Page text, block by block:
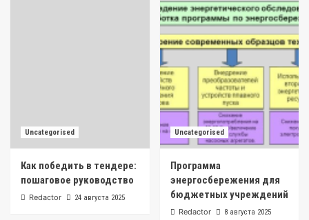
Uncategorised
Как победить в тендере:
пошаговое руководство
Redactor 24 августа 2025
Uncategorised
Программа
энергосбережения для
бюджетных учреждений
Redactor 8 августа 2025